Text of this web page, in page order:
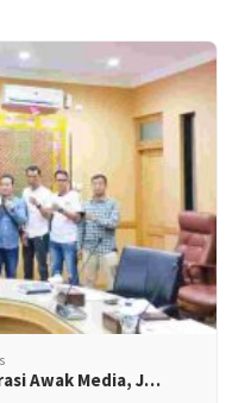
Awak Media, J…